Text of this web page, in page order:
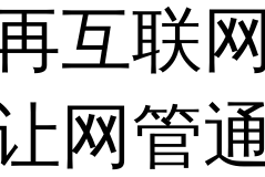
互联
网管